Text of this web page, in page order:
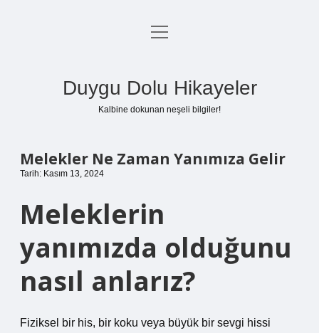
Anasayfa
menüyü
Duygu Dolu Hikayeler
Kalbine dokunan neşeli bilgiler!
Melekler Ne Zaman Yanımıza Gelir
Tarih: Kasım 13, 2024
Meleklerin
yanımızda olduğunu
nasıl anlarız?
Fiziksel bir his, bir koku veya büyük bir sevgi hissi